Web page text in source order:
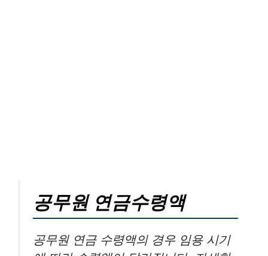
공무원 연금수령액
공무원 연금 수령액의 경우 임용 시기